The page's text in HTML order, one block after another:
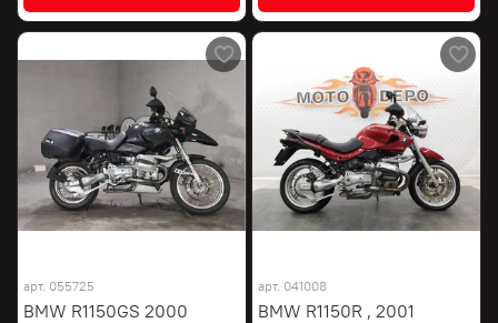
арт. 055725
BMW R1150GS 2000
арт. 041008
BMW R1150R , 2001